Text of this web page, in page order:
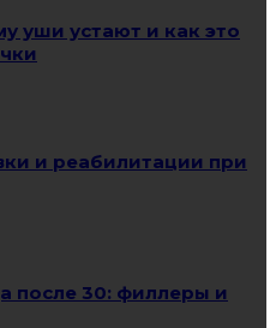
уши устают и как это
и реабилитации при
после 30: филлеры и